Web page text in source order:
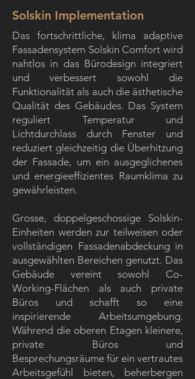
Solskin Implementation
Das fortschrittliche, klima adaptive
Fassadensystem Solskin Comfort wird
nahtlos in das Bürodesign integriert
und verbessert sowohl die
Funktionalität als auch die ästhetische
Qualität des Gebäudes. Das System
reguliert Temperatur und
Lichtdurchlass durch Fenster und
reduziert gleichzeitig die Überhitzung
der Fassade, um ein ausgeglichenes
und energieeffizientes Raumklima zu
gewährleisten.
Grosse, doppelgeschossige Solskin-
Einheiten werden zur teilweisen oder
vollständigen Fassadenabdeckung in
ausgewählten Bereichen genutzt. Das
Gebäude vereint sowohl Co-
Working-Flächen als auch private
Büros und schafft so eine
inspirierende Arbeitsumgebung.
Während die oberen Etagen kleinere,
private Büros und
Besprechungsräume für ein vertrautes
Arbeitsgefühl bieten, beherbergen